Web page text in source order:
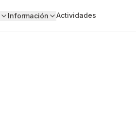
Información Actividades